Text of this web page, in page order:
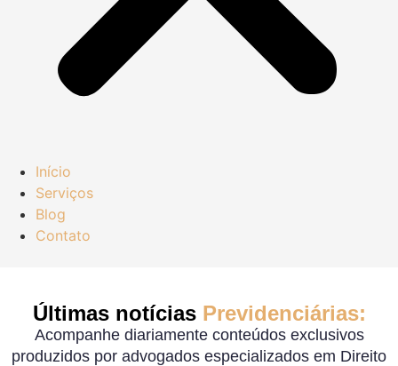
Início
Serviços
Blog
Contato
Últimas notícias Previdenciárias:
Acompanhe diariamente conteúdos exclusivos
produzidos por advogados especializados em Direito